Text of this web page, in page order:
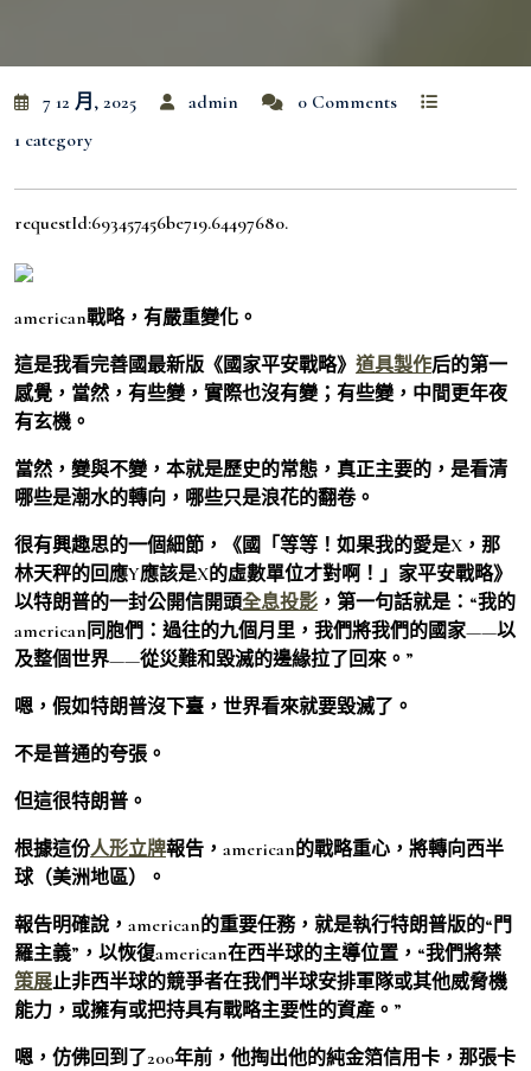
7 12 月, 2025 admin
0 Comments
1 category
requestId:693457456be719.64497680.
american戰略，有嚴重變化。
這是我看完善國最新版《國家平安戰略》 道具製作后的第一
感覺，當然，有些變，實際也沒有變；有些變，中間更年夜
有玄機。
當然，變與不變，本就是歷史的常態，真正主要的，是看清
哪些是潮水的轉向，哪些只是浪花的翻卷。
很有興趣思的一個細節，《國「等等！如果我的愛是X，那
林天秤的回應Y應該是X的虛數單位才對啊！」家平安戰略》
以特朗普的一封公開信開頭全息投影 ，第一句話就是：“我的
american同胞們：過往的九個月里，我們將我們的國家——以
及整個世界——從災難和毀滅的邊緣拉了回來。”
嗯，假如特朗普沒下臺，世界看來就要毀滅了。
不是普通的夸張。
但這很特朗普。
根據這份人形立牌報告，american的戰略重心，將轉向西半
球（美洲地區）。
報告明確說，american的重要任務，就是執行特朗普版的“門
羅主義”，以恢復american在西半球的主導位置，“我們將禁
策展止非西半球的競爭者在我們半球安排軍隊或其他威脅機
能力，或擁有或把持具有戰略主要性的資產。”
嗯，仿佛回到了200年前，他掏出他的純金箔信用卡，那張卡